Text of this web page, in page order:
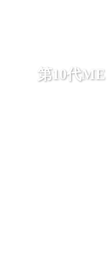
第10代ME